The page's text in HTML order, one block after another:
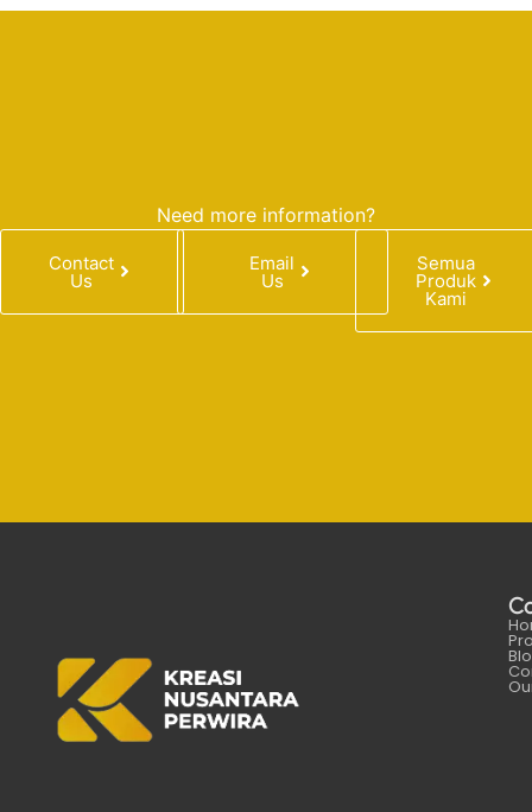
Need more information?
Contact
Us
Email
Us
Semua
Produk
Kami